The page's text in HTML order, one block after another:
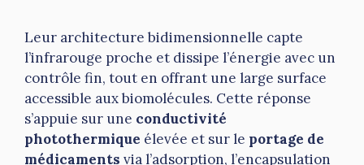
Leur architecture bidimensionnelle capte
l’infrarouge proche et dissipe l’énergie avec un
contrôle fin, tout en offrant une large surface
accessible aux biomolécules. Cette réponse
s’appuie sur une conductivité
photothermique élevée et sur le portage de
médicaments via l’adsorption, l’encapsulation